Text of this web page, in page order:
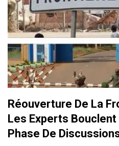
Réouverture De La
Les Experts
Phase De